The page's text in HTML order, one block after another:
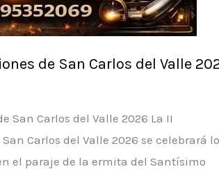
de San Carlos del Valle
San Carlos del Valle 2026 La II
Carlos del Valle 2026 se celebrará
el paraje de la ermita del Santísimo